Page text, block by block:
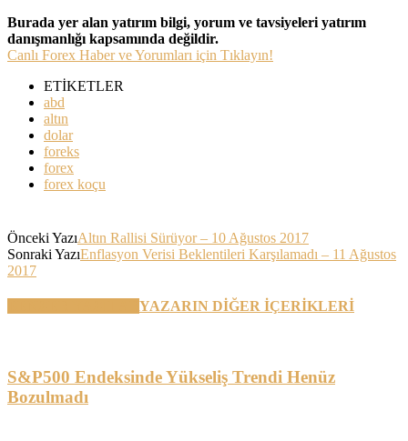
Burada yer alan yatırım bilgi, yorum ve tavsiyeleri yatırım
danışmanlığı kapsamında değildir.
Canlı Forex Haber ve Yorumları için Tıklayın!
ETİKETLER
abd
altın
dolar
foreks
forex
forex koçu
Önceki YazıAltın Rallisi Sürüyor – 10 Ağustos 2017
Sonraki YazıEnflasyon Verisi Beklentileri Karşılamadı – 11 Ağustos
2017
YAZARIN DİĞER İÇERİKLERİ
S&P500 Endeksinde Yükseliş Trendi Henüz
Bozulmadı